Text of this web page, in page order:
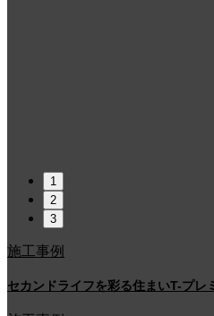
1
2
3
施工事例
セカンドライフを彩る住まいT-プレ